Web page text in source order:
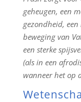
geheugen, een
gezondheid,
beweging van
een sterke
(als in een
wanneer het op